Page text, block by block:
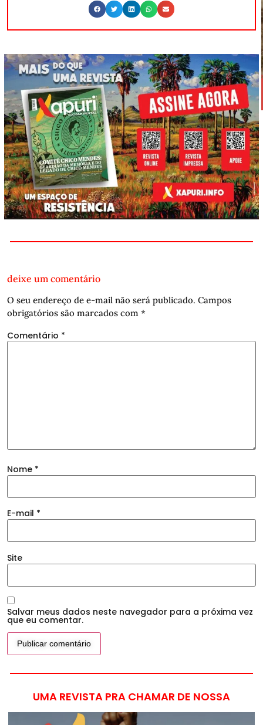
deixe um comentário
O seu endereço de e-mail não será publicado. Campos
obrigatórios são marcados com *
Comentário *
Nome *
E-mail *
Site
Salvar meus dados neste navegador para a próxima vez
que eu comentar.
UMA REVISTA PRA CHAMAR DE NOSSA